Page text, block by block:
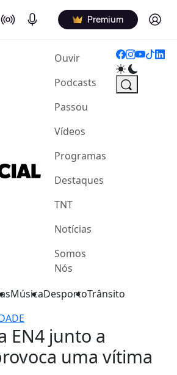
On Air Podcasts Premium Log in
Ouvir(current)
Podcasts
Passou
Vídeos
Programas
Destaques
TNT
Notícias
Somos
Nós
MúsicaDesportoTrânsito
EN4 junto a
uma vítima